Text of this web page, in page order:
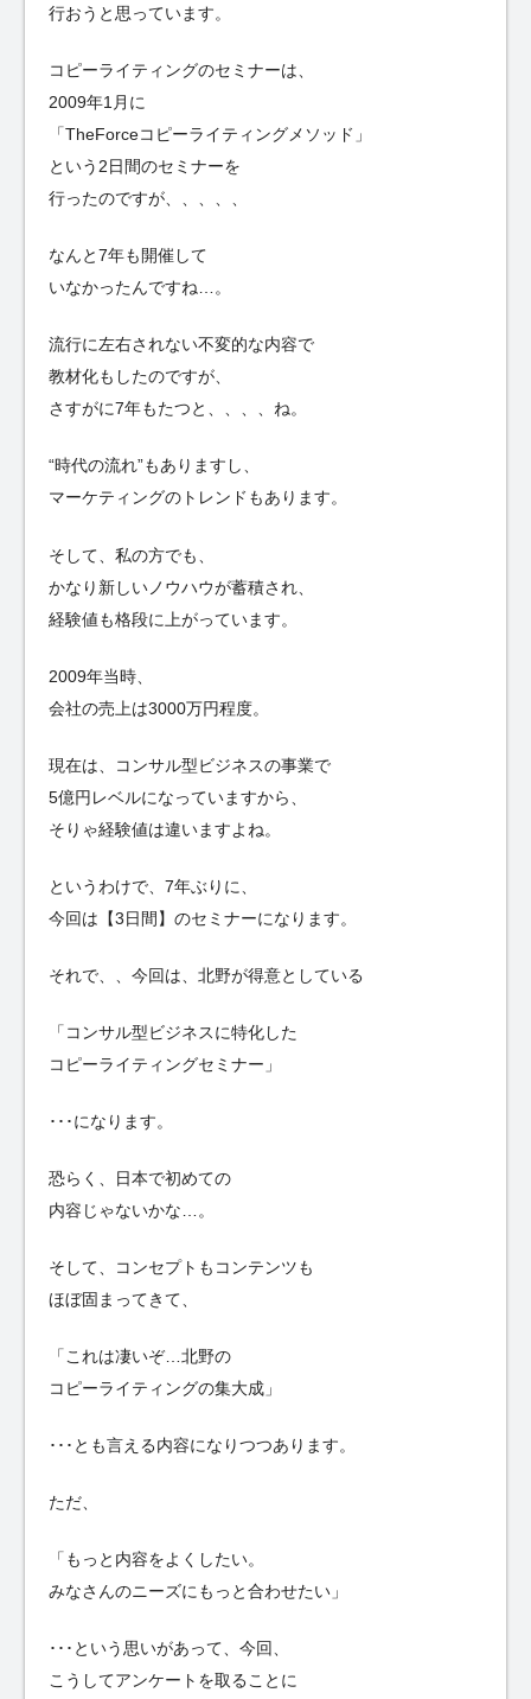
行おうと思っています。
コピーライティングのセミナーは、
2009年1月に
「TheForceコピーライティングメソッド」
という2日間のセミナーを
行ったのですが、、、、、
なんと7年も開催して
いなかったんですね…。
流行に左右されない不変的な内容で
教材化もしたのですが、
さすがに7年もたつと、、、、ね。
“時代の流れ”もありますし、
マーケティングのトレンドもあります。
そして、私の方でも、
かなり新しいノウハウが蓄積され、
経験値も格段に上がっています。
2009年当時、
会社の売上は3000万円程度。
現在は、コンサル型ビジネスの事業で
5億円レベルになっていますから、
そりゃ経験値は違いますよね。
というわけで、7年ぶりに、
今回は【3日間】のセミナーになります。
それで、、今回は、北野が得意としている
「コンサル型ビジネスに特化した
コピーライティングセミナー」
･･･になります。
恐らく、日本で初めての
内容じゃないかな…。
そして、コンセプトもコンテンツも
ほぼ固まってきて、
「これは凄いぞ…北野の
コピーライティングの集大成」
･･･とも言える内容になりつつあります。
ただ、
「もっと内容をよくしたい。
みなさんのニーズにもっと合わせたい」
･･･という思いがあって、今回、
こうしてアンケートを取ることに